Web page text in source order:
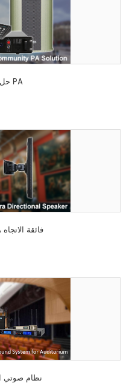
حل المجتمع PA
سماعة DSPPA فائقة الاتجاه
نظام صوتي